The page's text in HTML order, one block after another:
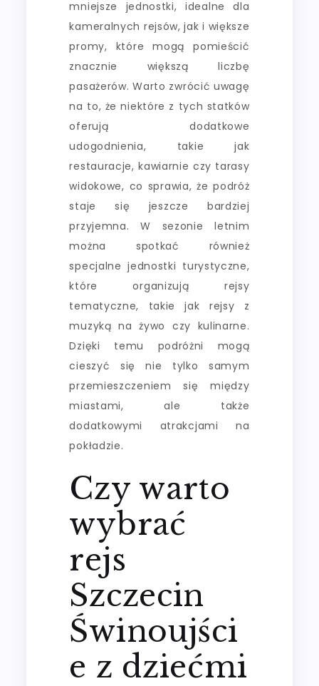
mniejsze jednostki, idealne dla
kameralnych rejsów, jak i większe
promy, które mogą pomieścić
znacznie większą liczbę
pasażerów. Warto zwrócić uwagę
na to, że niektóre z tych statków
oferują dodatkowe
udogodnienia, takie jak
restauracje, kawiarnie czy tarasy
widokowe, co sprawia, że podróż
staje się jeszcze bardziej
przyjemna. W sezonie letnim
można spotkać również
specjalne jednostki turystyczne,
które organizują rejsy
tematyczne, takie jak rejsy z
muzyką na żywo czy kulinarne.
Dzięki temu podróżni mogą
cieszyć się nie tylko samym
przemieszczeniem się między
miastami, ale także
dodatkowymi atrakcjami na
pokładzie.
Czy warto
wybrać
rejs
Szczecin
Świnoujści
e z dziećmi